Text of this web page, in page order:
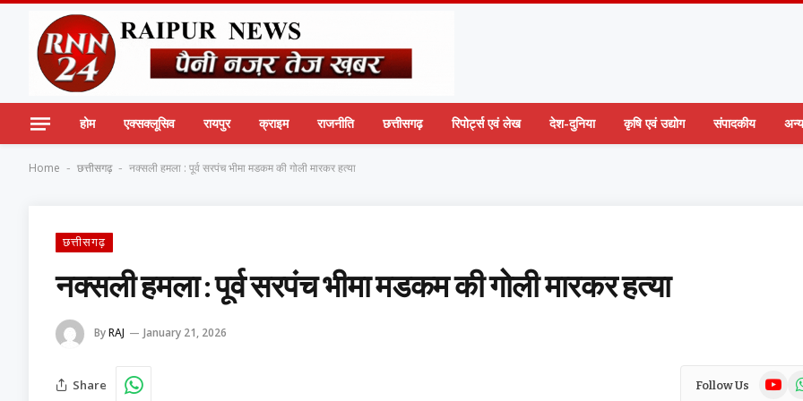
होम एक्सक्लूसिव रायपुर क्राइम राजनीति छत्तीसगढ़ रिपोर्ट्स एवं लेख देश-दुनिया कृषि एवं उद्योग संपादकीय अन्य
Home - छत्तीसगढ़ - नक्सली हमला : पूर्व सरपंच भीमा मडकम की गोली मारकर हत्या
छत्तीसगढ़
नक्सली हमला : पूर्व सरपंच भीमा मडकम की गोली मारकर हत्या
ByRAJ January 21, 2026
Share Follow Us